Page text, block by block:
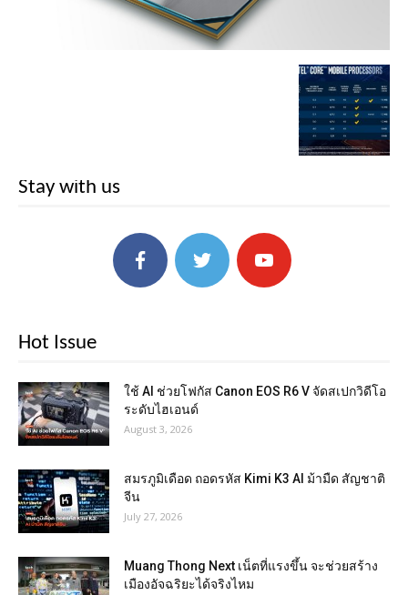
Stay with us
Hot Issue
ใช้ AI ช่วยโฟกัส Canon EOS R6 V จัดสเปกวิดีโอ
ระดับไฮเอนด์
August 3, 2026
สมรภูมิเดือด ถอดรหัส Kimi K3 AI ม้ามืด สัญชาติ
จีน
July 27, 2026
Muang Thong Next เน็ตที่แรงขึ้น จะช่วยสร้าง
เมืองอัจฉริยะได้จริงไหม